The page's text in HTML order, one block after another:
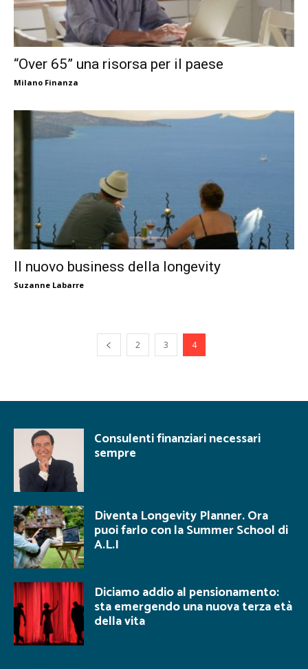
“Over 65” una risorsa per il paese
Milano Finanza
Il nuovo business della longevity
Suzanne Labarre
2 3 4
Consulenti finanziari necessari
sempre
Diventa Longevity Planner. Ora
puoi farlo con la Summer School di
A.L.I
Diciamo addio al pensionamento:
sta emergendo una nuova terza età
della vita